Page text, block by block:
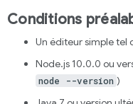
Conditions
Un éditeur simple tel
Node.js 10.0.0 ou
node --version )